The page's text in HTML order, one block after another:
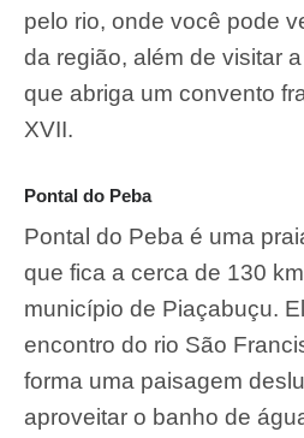
pelo rio, onde você pode
da região, além de visitar
que abriga um convento
XVII.
Pontal do Peba
Pontal do Peba é uma
que fica a cerca de 130
município de Piaçabuçu.
encontro do rio São
forma uma paisagem
aproveitar o banho de